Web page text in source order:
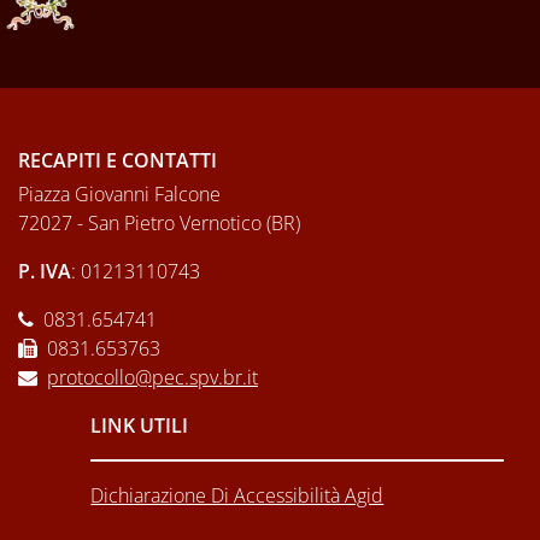
RECAPITI E CONTATTI
Piazza Giovanni Falcone
72027 - San Pietro Vernotico (BR)
P. IVA: 01213110743
0831.654741
0831.653763
protocollo@pec.spv.br.it
LINK UTILI
Dichiarazione Di Accessibilità Agid